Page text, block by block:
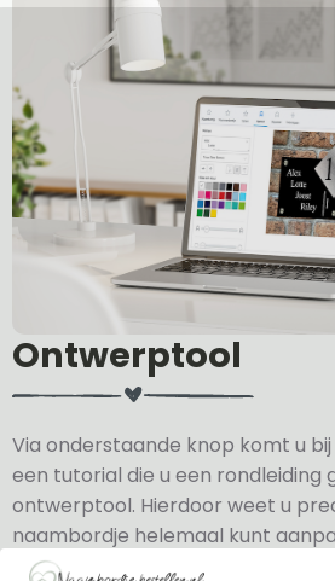
Ontwerptool
Via onderstaande knop komt u
een tutorial die u een rondleiding
ontwerptool. Hierdoor weet u
naambordje helemaal kunt
eigen smaak kunt ontwerpen.